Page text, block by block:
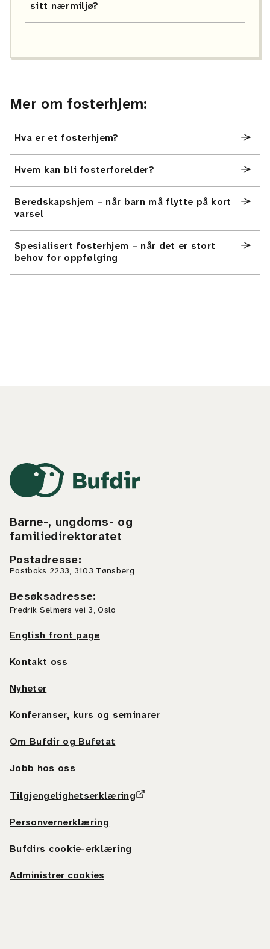
sitt nærmiljø?
Mer om fosterhjem:
Hva er et fosterhjem?
Hvem kan bli fosterforelder?
Beredskapshjem – når barn må flytte på kort
varsel
Spesialisert fosterhjem – når det er stort
behov for oppfølging
Barne-, ungdoms- og
familiedirektoratet
Postadresse:
Postboks 2233, 3103 Tønsberg
Besøksadresse:
Fredrik Selmers vei 3, Oslo
English front page
Kontakt oss
Nyheter
Konferanser, kurs og seminarer
Om Bufdir og Bufetat
Jobb hos oss
Tilgjengelighetserklæring
Personvernerklæring
Bufdirs cookie-erklæring
Administrer cookies